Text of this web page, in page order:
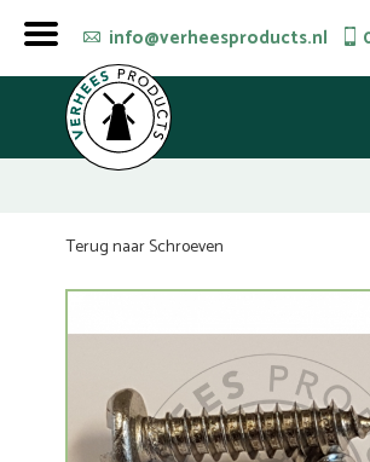
info@verheesproducts.nl
Terug naar Schroeven